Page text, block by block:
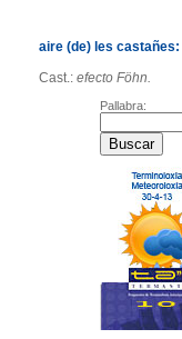
aire (de) les castañes:
Cast.: efecto Föhn.
Pallabra: